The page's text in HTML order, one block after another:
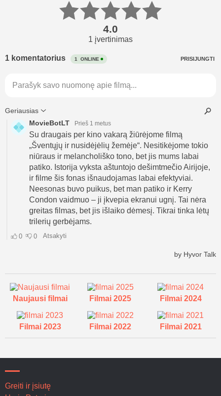
Naujausi filmai Filmai 2025 Filmai 2024
Filmai 2023 Filmai 2022 Filmai 2021
Greiti ir įsiutę